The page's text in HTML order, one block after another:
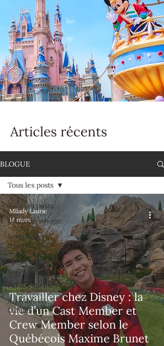
Articles récents
BLOGUE
Tous les posts
Trucs de voyage
Inspiration
Disney
Magie à la
maison
Parcs à thèmes
Activités en
famille
Tous les posts
Travailler chez Disney : la
vie d’un Cast Member et
Crew Member selon le
Québécois Maxime Brunet
Milady Laurie
14 mars